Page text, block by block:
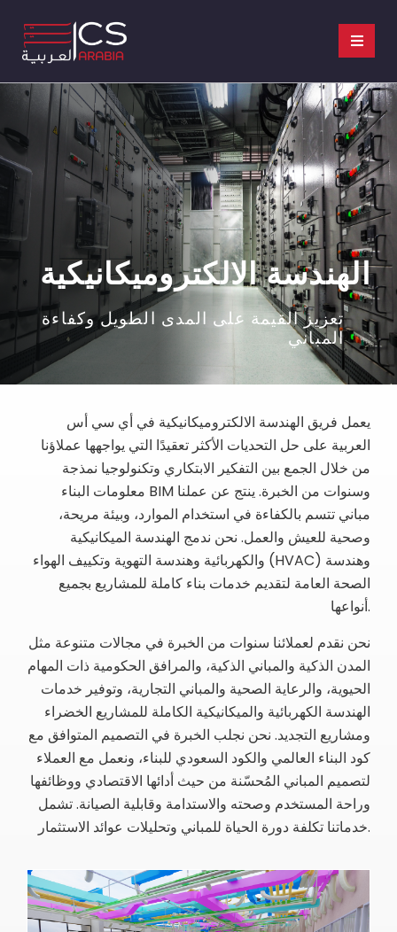
الهندسة الالكتروميكانيكية
تعزيز القيمة على المدى الطويل وكفاءة
المباني
يعمل فريق الهندسة الالكتروميكانيكية في أي سي أس
العربية على حل التحديات الأكثر تعقيدًا التي يواجهها عملاؤنا
من خلال الجمع بين التفكير الابتكاري وتكنولوجيا نمذجة
معلومات البناء BIM وسنوات من الخبرة. ينتج عن عملنا
مباني تتسم بالكفاءة في استخدام الموارد، وبيئة مريحة،
وصحية للعيش والعمل. نحن ندمج الهندسة الميكانيكية
والكهربائية وهندسة التهوية وتكييف الهواء (HVAC) وهندسة
الصحة العامة لتقديم خدمات بناء كاملة للمشاريع بجميع
أنواعها.
نحن نقدم لعملائنا سنوات من الخبرة في مجالات متنوعة مثل
المدن الذكية والمباني الذكية، والمرافق الحكومية ذات المهام
الحيوية، والرعاية الصحية والمباني التجارية، وتوفير خدمات
الهندسة الكهربائية والميكانيكية الكاملة للمشاريع الخضراء
ومشاريع التجديد. نحن نجلب الخبرة في التصميم المتوافق مع
كود البناء العالمي والكود السعودي للبناء، ونعمل مع العملاء
لتصميم المباني المُحسّنة من حيث أدائها الاقتصادي ووظائفها
وراحة المستخدم وصحته والاستدامة وقابلية الصيانة. تشمل
خدماتنا تكلفة دورة الحياة للمباني وتحليلات عوائد الاستثمار.